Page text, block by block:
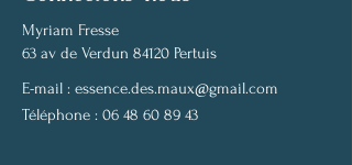
Myriam Fresse
63 av de Verdun 84120 Pertuis
E-mail : essence.des.maux@gmail.com
Téléphone : 06 48 60 89 43